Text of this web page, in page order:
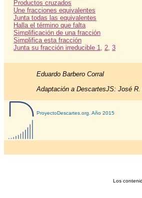
Productos cruzados
Une fracciones equivalentes
Junta todas las equivalentes
Halla el término que falta
Simplificación de una fracción
Simplifica esta fracción
Junta su fracción irreducible 1, 2, 3
Eduardo Barbero Corral
Adaptación a DescartesJS: José
ProyectoDescartes.org. Año 2015
Los